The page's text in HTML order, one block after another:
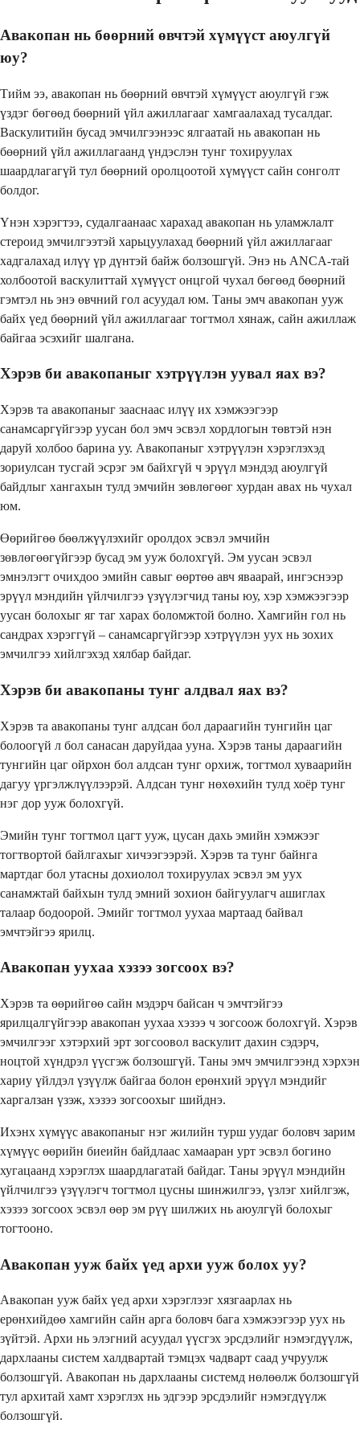
Авакопан нь бөөрний өвчтэй хүмүүст аюулгүй
юу?
Тийм ээ, авакопан нь бөөрний өвчтэй хүмүүст аюулгүй гэж
үздэг бөгөөд бөөрний үйл ажиллагааг хамгаалахад тусалдаг.
Васкулитийн бусад эмчилгээнээс ялгаатай нь авакопан нь
бөөрний үйл ажиллагаанд үндэслэн тунг тохируулах
шаардлагагүй тул бөөрний оролцоотой хүмүүст сайн сонголт
болдог.
Үнэн хэрэгтээ, судалгаанаас харахад авакопан нь уламжлалт
стероид эмчилгээтэй харьцуулахад бөөрний үйл ажиллагааг
хадгалахад илүү үр дүнтэй байж болзошгүй. Энэ нь ANCA-тай
холбоотой васкулиттай хүмүүст онцгой чухал бөгөөд бөөрний
гэмтэл нь энэ өвчний гол асуудал юм. Таны эмч авакопан ууж
байх үед бөөрний үйл ажиллагааг тогтмол хянаж, сайн ажиллаж
байгаа эсэхийг шалгана.
Хэрэв би авакопаныг хэтрүүлэн уувал яах вэ?
Хэрэв та авакопаныг зааснаас илүү их хэмжээгээр
санамсаргүйгээр уусан бол эмч эсвэл хордлогын төвтэй нэн
даруй холбоо барина уу. Авакопаныг хэтрүүлэн хэрэглэхэд
зориулсан тусгай эсрэг эм байхгүй ч эрүүл мэндэд аюулгүй
байдлыг хангахын тулд эмчийн зөвлөгөөг хурдан авах нь чухал
юм.
Өөрийгөө бөөлжүүлэхийг оролдох эсвэл эмчийн
зөвлөгөөгүйгээр бусад эм ууж болохгүй. Эм уусан эсвэл
эмнэлэгт очихдоо эмийн савыг өөртөө авч яваарай, ингэснээр
эрүүл мэндийн үйлчилгээ үзүүлэгчид таны юу, хэр хэмжээгээр
уусан болохыг яг таг харах боломжтой болно. Хамгийн гол нь
сандрах хэрэггүй – санамсаргүйгээр хэтрүүлэн уух нь зохих
эмчилгээ хийлгэхэд хялбар байдаг.
Хэрэв би авакопаны тунг алдвал яах вэ?
Хэрэв та авакопаны тунг алдсан бол дараагийн тунгийн цаг
болоогүй л бол санасан даруйдаа ууна. Хэрэв таны дараагийн
тунгийн цаг ойрхон бол алдсан тунг орхиж, тогтмол хуваарийн
дагуу үргэлжлүүлээрэй. Алдсан тунг нөхөхийн тулд хоёр тунг
нэг дор ууж болохгүй.
Эмийн тунг тогтмол цагт ууж, цусан дахь эмийн хэмжээг
тогтвортой байлгахыг хичээгээрэй. Хэрэв та тунг байнга
мартдаг бол утасны дохиолол тохируулах эсвэл эм уух
санамжтай байхын тулд эмний зохион байгуулагч ашиглах
талаар бодоорой. Эмийг тогтмол уухаа мартаад байвал
эмчтэйгээ ярилц.
Авакопан уухаа хэзээ зогсоох вэ?
Хэрэв та өөрийгөө сайн мэдэрч байсан ч эмчтэйгээ
ярилцалгүйгээр авакопан уухаа хэзээ ч зогсоож болохгүй. Хэрэв
эмчилгээг хэтэрхий эрт зогсоовол васкулит дахин сэдэрч,
ноцтой хүндрэл үүсгэж болзошгүй. Таны эмч эмчилгээнд хэрхэн
хариу үйлдэл үзүүлж байгаа болон ерөнхий эрүүл мэндийг
харгалзан үзэж, хэзээ зогсоохыг шийднэ.
Ихэнх хүмүүс авакопаныг нэг жилийн турш уудаг боловч зарим
хүмүүс өөрийн биеийн байдлаас хамааран урт эсвэл богино
хугацаанд хэрэглэх шаардлагатай байдаг. Таны эрүүл мэндийн
үйлчилгээ үзүүлэгч тогтмол цусны шинжилгээ, үзлэг хийлгэж,
хэзээ зогсоох эсвэл өөр эм рүү шилжих нь аюулгүй болохыг
тогтооно.
Авакопан ууж байх үед архи ууж болох уу?
Авакопан ууж байх үед архи хэрэглээг хязгаарлах нь
ерөнхийдөө хамгийн сайн арга боловч бага хэмжээгээр уух нь
зүйтэй. Архи нь элэгний асуудал үүсгэх эрсдэлийг нэмэгдүүлж,
дархлааны систем халдвартай тэмцэх чадварт саад учруулж
болзошгүй. Авакопан нь дархлааны системд нөлөөлж болзошгүй
тул архитай хамт хэрэглэх нь эдгээр эрсдэлийг нэмэгдүүлж
болзошгүй.